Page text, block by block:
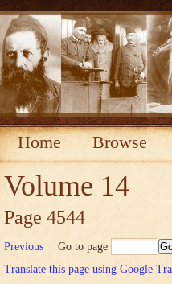
Home Browse
Volume 14
Page 4544
Previous Go to page
Translate this page using Google